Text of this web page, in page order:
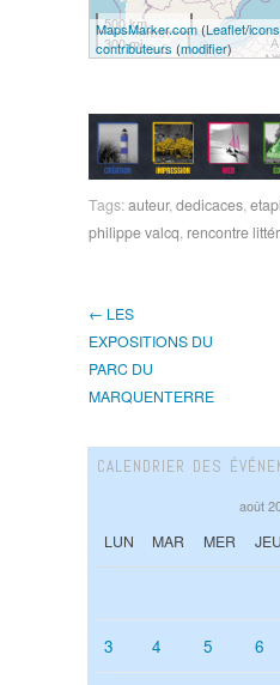
500 km
300 mi
MapsMarker.com(Leaflet/icons
contributeurs (modifier)
Tags:auteur,dedicaces,
philippe valcq, rencontre
← LES
EXPOSITIONS DU
PARC DU
MARQUENTERRE
CALENDRIER DES
août
LUN MAR MER JEU
3 4 5 6